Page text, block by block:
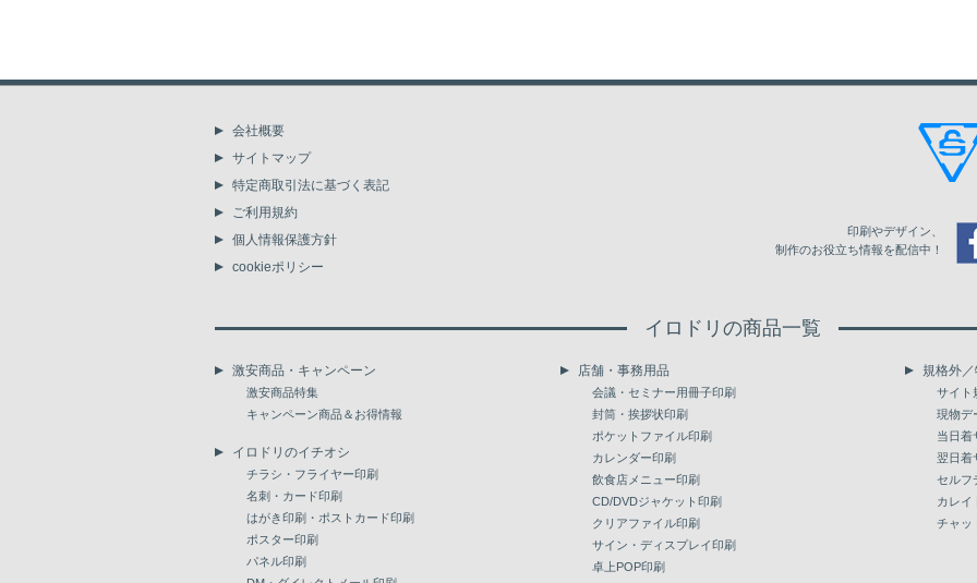
200 4,114 5,394
6,120
260 4,911 6,483
270
5,177
5,310
5,442
5,575
会社概要
サイトマップ
特定商取引法に基づく表記
ご利用規約
個人情報保護方針
cookieポリシー
印刷やデザイン、
制作のお役立ち情報を配信中！
イロドリの商品一覧
激安商品・キャンペーン
激安商品特集
キャンペーン商品＆お得情報
イロドリのイチオシ
チラシ・フライヤー印刷
名刺・カード印刷
はがき印刷・ポストカード印刷
ポスター印刷
パネル印刷
店舗・事務用品
会議・セミナー用冊子印刷
封筒・挨拶状印刷
ポケットファイル印刷
カレンダー印刷
飲食店メニュー印刷
CD/DVDジャケット印刷
クリアファイル印刷
サイン・ディスプレイ印刷
卓上POP印刷
規格外
サイト
現物デ
当日着
翌日着
セルフ
カレイ
チャッ